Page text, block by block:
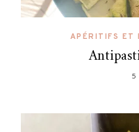
APÉRITIFS ET
5